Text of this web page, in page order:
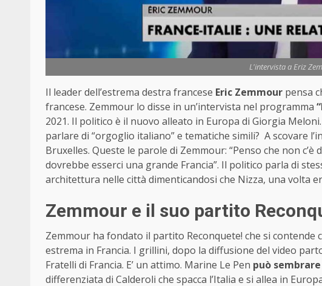
L'intervista a Eriz
Il leader dell’estrema destra francese Eric Zemmour pensa
francese. Zemmour lo disse in un’intervista nel programma
2021. Il politico è il nuovo alleato in Europa di Giorgia
parlare di “orgoglio italiano” e tematiche simili? A scovare
Bruxelles. Queste le parole di Zemmour: “Penso che non
dovrebbe esserci una grande Francia”. Il politico parla di
architettura nelle città dimenticandosi che Nizza, una volta
Zemmour e il suo partito
Zemmour ha fondato il partito Reconquete! che si contende
estrema in Francia. I grillini, dopo la diffusione del video
Fratelli di Francia. E’ un attimo. Marine Le Pen può
differenziata di Calderoli che spacca l’Italia e si allea in